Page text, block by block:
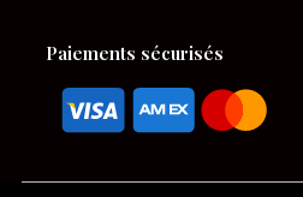
Paiements sécurisés